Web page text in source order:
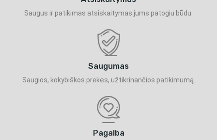
Saugus ir patikimas atsiskaitymas jums patogiu būdu.
Saugumas
Saugios, kokybiškos prekės, užtikrinančios patikimumą.
Pagalba